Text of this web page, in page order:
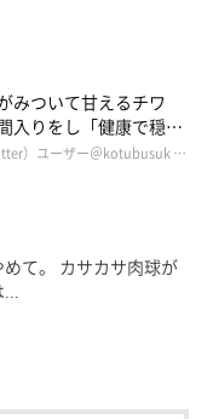
みついて甘えるチワ
入りをし「健康で穏や
てほしい」と願う
）ユーザー＠kotubusuk …
めて。 カサカサ肉球が
...